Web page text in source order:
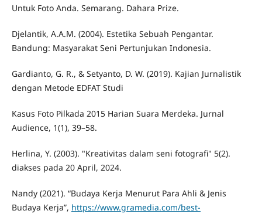
Untuk Foto Anda. Semarang. Dahara Prize.
Djelantik, A.A.M. (2004). Estetika Sebuah Pengantar.
Bandung: Masyarakat Seni Pertunjukan Indonesia.
Gardianto, G. R., & Setyanto, D. W. (2019). Kajian Jurnalistik
dengan Metode EDFAT Studi
Kasus Foto Pilkada 2015 Harian Suara Merdeka. Jurnal
Audience, 1(1), 39–58.
Herlina, Y. (2003). "Kreativitas dalam seni fotografi" 5(2).
diakses pada 20 April, 2024.
Nandy (2021). “Budaya Kerja Menurut Para Ahli & Jenis
Budaya Kerja”, https://www.gramedia.com/best-